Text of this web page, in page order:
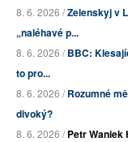
8. 6. 2026 /Zelenskyj v
„naléhavé p...
8. 6. 2026 /BBC:
to pro...
8. 6. 2026 /Rozumné
divoký?
8. 6. 2026 /Petr Waniek